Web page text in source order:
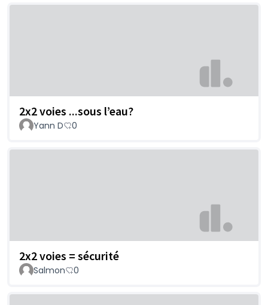
2x2 voies ...sous l’eau?
Yann D 0
2x2 voies = sécurité
Salmon 0